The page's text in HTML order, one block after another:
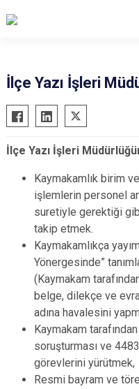
Kelkit
Köse
Kürtün
Şiran
İlçe Yazı İşleri
İlçe Yazı İşleri
Kaymakamlık birim
işlemlerin personel
suretiyle gerektiği
takip etmek.
Kaymakamlıkça
Yönergesinde”
(Kaymakam
belge, dilekçe ve
adına havalesini
Kaymakam
soruşturması ve
görevlerini yürütmek,
Resmi bayram ve